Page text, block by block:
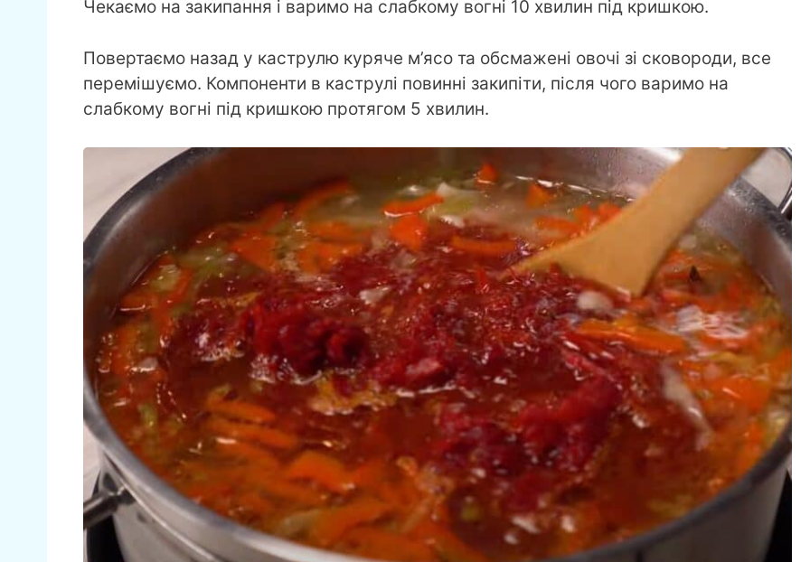
Чекаємо на закипання і варимо на слабкому вогні 10 хвилин під кришкою.
Повертаємо назад у каструлю куряче м’ясо та обсмажені овочі зі сковороди, все
перемішуємо. Компоненти в каструлі повинні закипіти, після чого варимо на
слабкому вогні під кришкою протягом 5 хвилин.